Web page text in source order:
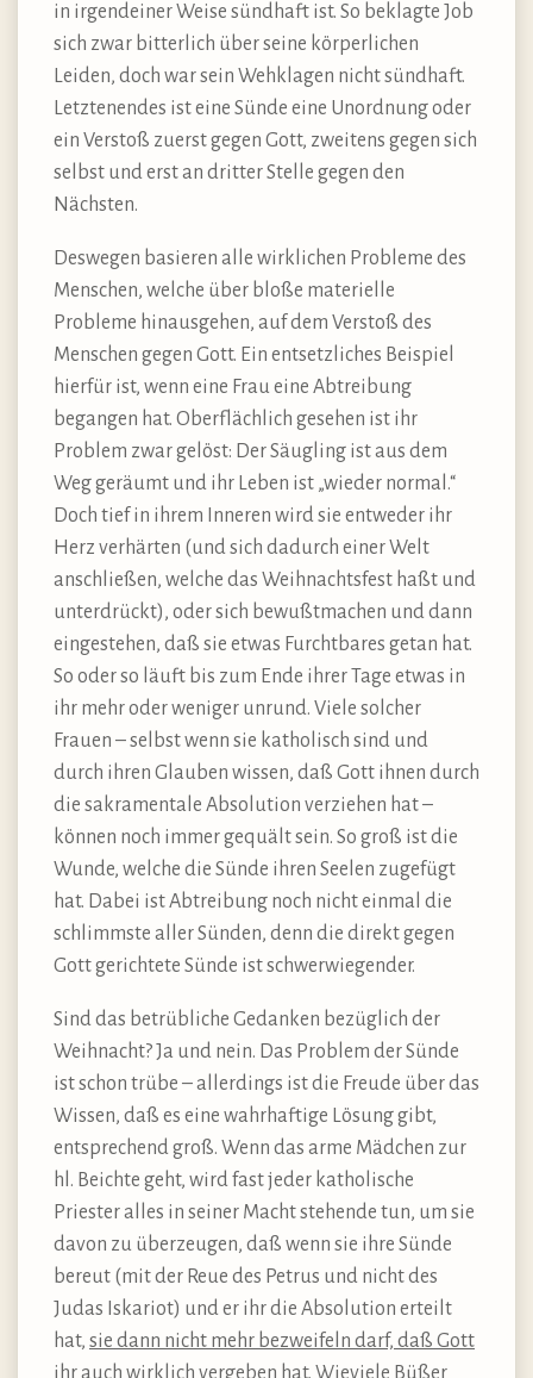
in irgendeiner Weise sündhaft ist. So beklagte Job
sich zwar bitterlich über seine körperlichen
Leiden, doch war sein Wehklagen nicht sündhaft.
Letztenendes ist eine Sünde eine Unordnung oder
ein Verstoß zuerst gegen Gott, zweitens gegen sich
selbst und erst an dritter Stelle gegen den
Nächsten.
Deswegen basieren alle wirklichen Probleme des
Menschen, welche über bloße materielle
Probleme hinausgehen, auf dem Verstoß des
Menschen gegen Gott. Ein entsetzliches Beispiel
hierfür ist, wenn eine Frau eine Abtreibung
begangen hat. Oberflächlich gesehen ist ihr
Problem zwar gelöst: Der Säugling ist aus dem
Weg geräumt und ihr Leben ist „wieder normal.“
Doch tief in ihrem Inneren wird sie entweder ihr
Herz verhärten (und sich dadurch einer Welt
anschließen, welche das Weihnachtsfest haßt und
unterdrückt), oder sich bewußtmachen und dann
eingestehen, daß sie etwas Furchtbares getan hat.
So oder so läuft bis zum Ende ihrer Tage etwas in
ihr mehr oder weniger unrund. Viele solcher
Frauen – selbst wenn sie katholisch sind und
durch ihren Glauben wissen, daß Gott ihnen durch
die sakramentale Absolution verziehen hat –
können noch immer gequält sein. So groß ist die
Wunde, welche die Sünde ihren Seelen zugefügt
hat. Dabei ist Abtreibung noch nicht einmal die
schlimmste aller Sünden, denn die direkt gegen
Gott gerichtete Sünde ist schwerwiegender.
Sind das betrübliche Gedanken bezüglich der
Weihnacht? Ja und nein. Das Problem der Sünde
ist schon trübe – allerdings ist die Freude über das
Wissen, daß es eine wahrhaftige Lösung gibt,
entsprechend groß. Wenn das arme Mädchen zur
hl. Beichte geht, wird fast jeder katholische
Priester alles in seiner Macht stehende tun, um sie
davon zu überzeugen, daß wenn sie ihre Sünde
bereut (mit der Reue des Petrus und nicht des
Judas Iskariot) und er ihr die Absolution erteilt
hat, sie dann nicht mehr bezweifeln darf, daß Gott
ihr auch wirklich vergeben hat. Wieviele Büßer